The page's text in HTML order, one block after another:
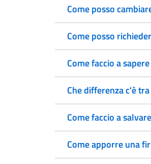
Come posso
Come posso
Come faccio a
Che differenza c'è
Come faccio a
Come apporre una